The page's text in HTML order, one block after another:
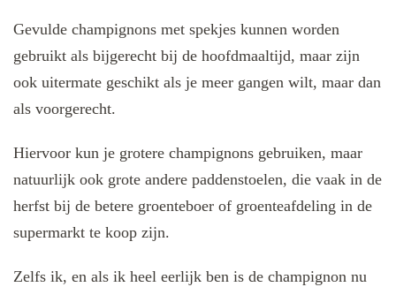
Gevulde champignons met spekjes kunnen worden
gebruikt als bijgerecht bij de hoofdmaaltijd, maar zijn
ook uitermate geschikt als je meer gangen wilt, maar dan
als voorgerecht.
Hiervoor kun je grotere champignons gebruiken, maar
natuurlijk ook grote andere paddenstoelen, die vaak in de
herfst bij de betere groenteboer of groenteafdeling in de
supermarkt te koop zijn.
Zelfs ik, en als ik heel eerlijk ben is de champignon nu